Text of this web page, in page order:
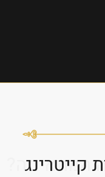
קייטרינג